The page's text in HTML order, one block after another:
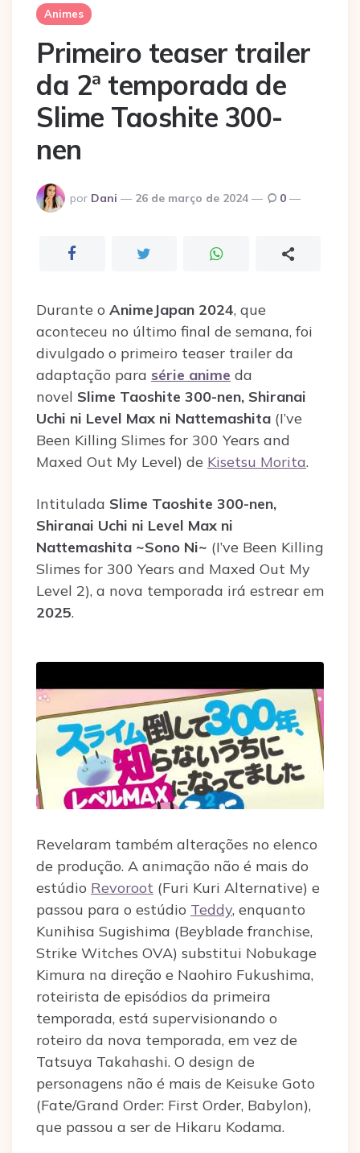
Animes
Primeiro teaser trailer
da 2ª temporada de
Slime Taoshite 300-
nen
Postado
por
por Dani 26 de março de 2024 0
Durante o AnimeJapan 2024, que
aconteceu no último final de semana, foi
divulgado o primeiro teaser trailer da
adaptação para série anime da
novel Slime Taoshite 300-nen, Shiranai
Uchi ni Level Max ni Nattemashita (I’ve
Been Killing Slimes for 300 Years and
Maxed Out My Level) de Kisetsu Morita.
Intitulada Slime Taoshite 300-nen,
Shiranai Uchi ni Level Max ni
Nattemashita ~Sono Ni~ (I’ve Been Killing
Slimes for 300 Years and Maxed Out My
Level 2), a nova temporada irá estrear em
2025.
Revelaram também alterações no elenco
de produção. A animação não é mais do
estúdio Revoroot (Furi Kuri Alternative) e
passou para o estúdio Teddy, enquanto
Kunihisa Sugishima (Beyblade franchise,
Strike Witches OVA) substitui Nobukage
Kimura na direção e Naohiro Fukushima,
roteirista de episódios da primeira
temporada, está supervisionando o
roteiro da nova temporada, em vez de
Tatsuya Takahashi. O design de
personagens não é mais de Keisuke Goto
(Fate/Grand Order: First Order, Babylon),
que passou a ser de Hikaru Kodama.